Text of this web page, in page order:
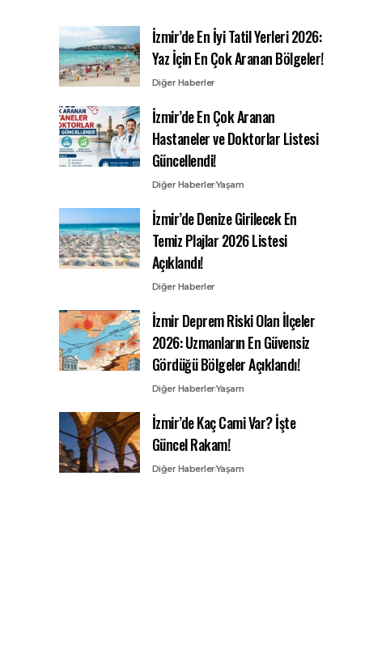
İzmir’de En İyi Tatil Yerleri 2026:
Yaz İçin En Çok Aranan Bölgeler!
Diğer Haberler
İzmir’de En Çok Aranan
Hastaneler ve Doktorlar Listesi
Güncellendi!
Diğer HaberlerYaşam
İzmir’de Denize Girilecek En
Temiz Plajlar 2026 Listesi
Açıklandı!
Diğer Haberler
İzmir Deprem Riski Olan İlçeler
2026: Uzmanların En Güvensiz
Gördüğü Bölgeler Açıklandı!
Diğer HaberlerYaşam
İzmir’de Kaç Cami Var? İşte
Güncel Rakam!
Diğer HaberlerYaşam